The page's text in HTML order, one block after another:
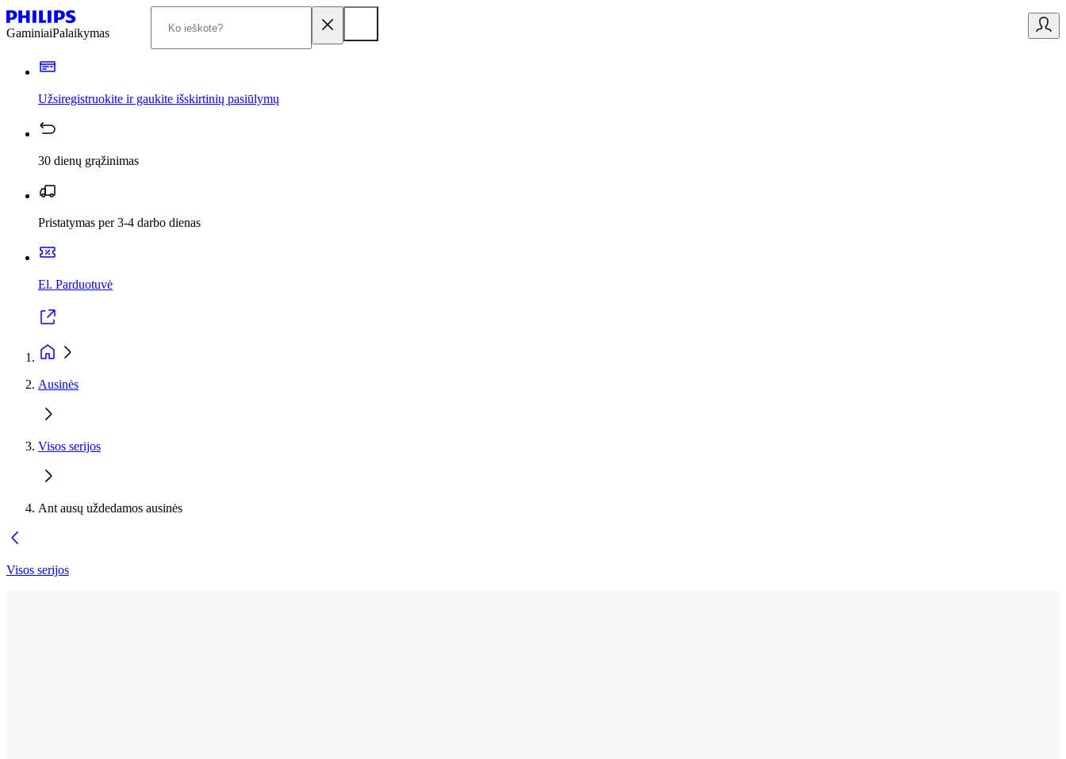
GaminiaiPalaikymas
Užsiregistruokite ir gaukite išskirtinių pasiūlymų
30 dienų grąžinimas
Pristatymas per 3-4 darbo dienas
El. Parduotuvė
Ausinės
Visos serijos
Ant ausų uždedamos ausinės
Visos serijos